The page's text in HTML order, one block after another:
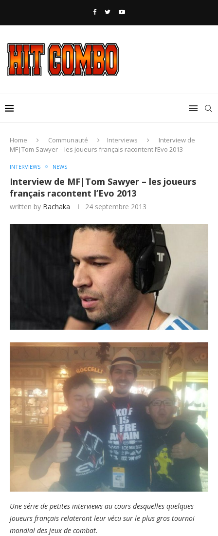
Home Communauté Interviews
Interview de
MF|Tom Sawyer – les joueurs français racontent l’Evo 2013
INTERVIEWS NEWS
Interview de MF|Tom Sawyer – les joueurs
français racontent l’Evo 2013
written by Bachaka 24 septembre 2013
Une série de petites interviews au cours desquelles quelques
joueurs français relateront leur vécu sur le plus gros tournoi
mondial des jeux de combat.